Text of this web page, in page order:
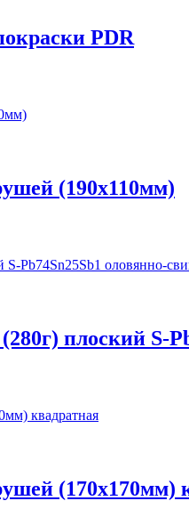
PDR
(190х110мм)
плоский S-
(170х170мм)